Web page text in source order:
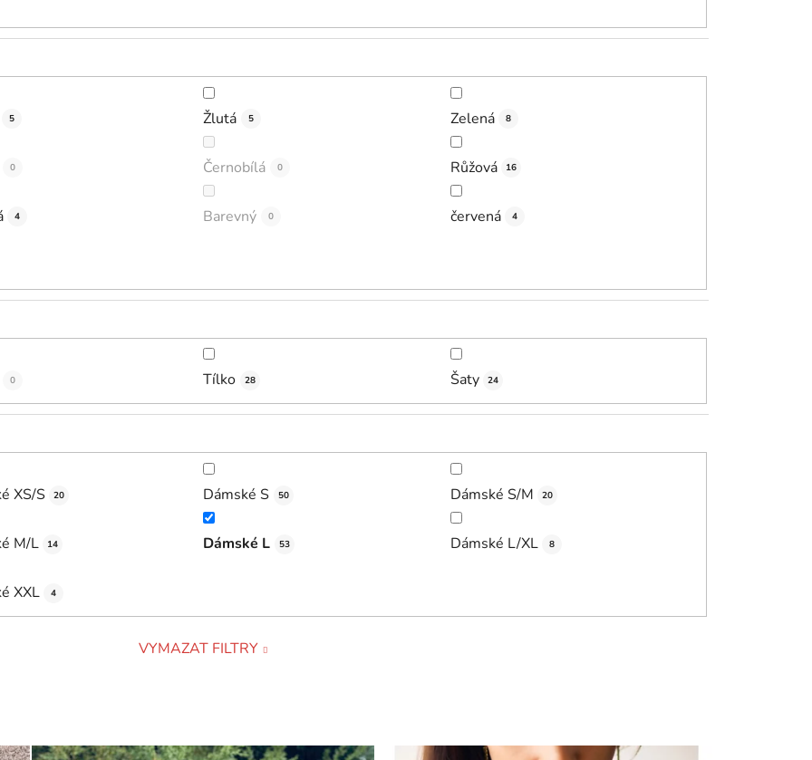
5 Žlutá 5 Zelená 8
0 Černobílá 0 Růžová 16
4 Barevný 0 červená 4
0 Tílko 28 Šaty 24
XS/S 20 Dámské S 50 Dámské S/M 20
M/L 14 Dámské L 53 Dámské L/XL 8
XXL 4
VYMAZAT FILTRY